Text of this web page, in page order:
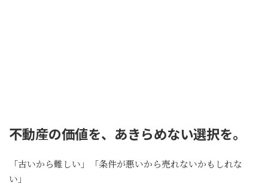
不動産の価値を、あきらめない選択を。
「古いから難しい」「条件が悪いから売れないかもしれな
い」